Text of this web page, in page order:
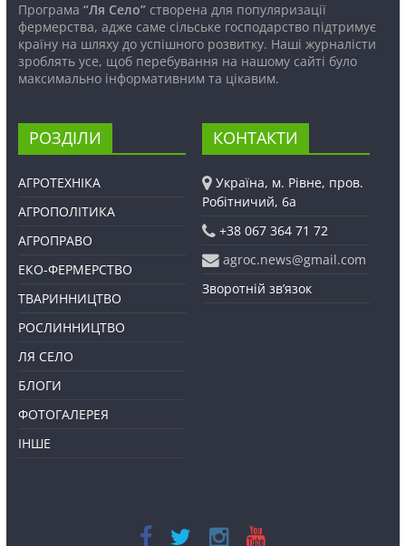
Програма “Ля Село”створена для популяризації
фермерства, адже саме сільське господарство підтримує
країну на шляху до успішного розвитку. Наші журналісти
зроблять усе, щоб перебування на нашому сайті було
максимально інформативним та цікавим.
РОЗДІЛИ
АГРОТЕХНІКА
АГРОПОЛІТИКА
АГРОПРАВО
ЕКО-ФЕРМЕРСТВО
ТВАРИННИЦТВО
РОСЛИННИЦТВО
ЛЯ СЕЛО
БЛОГИ
ФОТОГАЛЕРЕЯ
ІНШЕ
КОНТАКТИ
Україна, м. Рівне, пров.
Робітничий, 6а
+38 067 364 71 72
agroc.news@gmail.com
Зворотній зв’язок